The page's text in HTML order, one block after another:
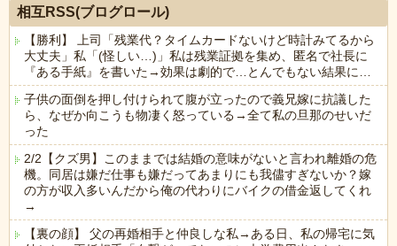
相互RSS(ブログロール)
【勝利】 上司「残業代？タイムカードないけど時計みてるから
大丈夫」私「(怪しい…)」私は残業証拠を集め、匿名で社長に
『ある手紙』を書いた→効果は劇的で…とんでもない結果に…
子供の面倒を押し付けられて腹が立ったので義兄嫁に抗議した
ら、なぜか向こうも物凄く怒っている→全て私の旦那のせいだ
った
2/2【クズ男】このままでは結婚の意味がないと言われ離婚の危
機。同居は嫌だ仕事も嫌だってあまりにも我儘すぎないか？嫁
の方が収入多いんだから俺の代わりにバイクの借金返してくれ
→
【裏の顔】 父の再婚相手と仲良しな私→ある日、私の帰宅に気